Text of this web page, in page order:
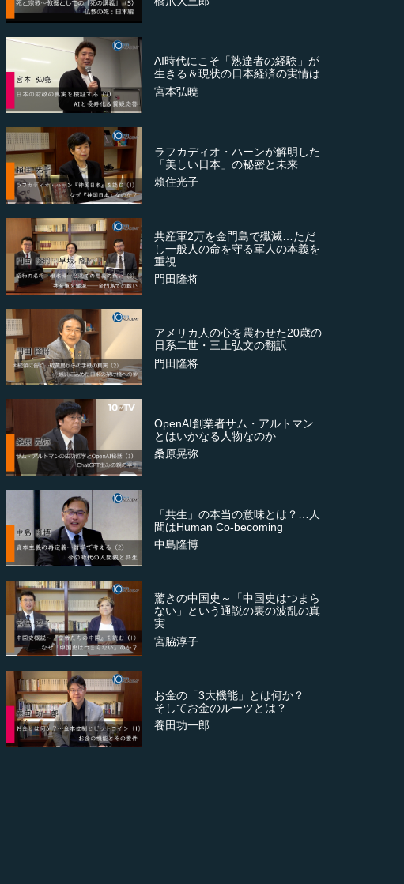
AI時代にこそ「熟達者の経験」が
生きる＆現状の日本経済の実情は
宮本弘曉
ラフカディオ・ハーンが解明した
「美しい日本」の秘密と未来
賴住光子
共産軍2万を金門島で殲滅…ただ
し一般人の命を守る軍人の本義を
重視
門田隆将
アメリカ人の心を震わせた20歳の
日系二世・三上弘文の翻訳
門田隆将
OpenAI創業者サム・アルトマン
とはいかなる人物なのか
桑原晃弥
「共生」の本当の意味とは？…人
間はHuman Co-becoming
中島隆博
驚きの中国史～「中国史はつまら
ない」という通説の裏の波乱の真
実
宮脇淳子
お金の「3大機能」とは何か？
そしてお金のルーツとは？
養田功一郎